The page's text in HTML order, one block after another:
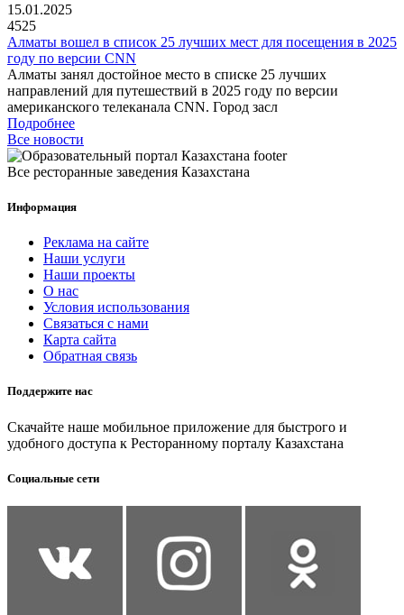
15.01.2025
4525
Алматы вошел в список 25 лучших мест для посещения в 2025
году по версии CNN
Алматы занял достойное место в списке 25 лучших
направлений для путешествий в 2025 году по версии
американского телеканала CNN. Город засл
Подробнее
Все новости
Все ресторанные заведения Казахстана
Информация
Реклама на сайте
Наши услуги
Наши проекты
О нас
Условия использования
Связаться с нами
Карта сайта
Обратная связь
Поддержите нас
Скачайте наше мобильное приложение для быстрого и
удобного доступа к Ресторанному порталу Казахстана
Социальные сети